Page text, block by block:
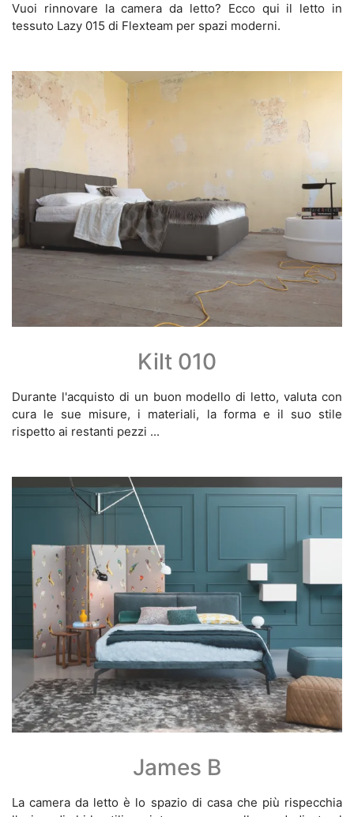
Vuoi rinnovare la camera da letto? Ecco qui il letto in
tessuto Lazy 015 di Flexteam per spazi moderni.
Kilt 010
Durante l'acquisto di un buon modello di letto, valuta con
cura le sue misure, i materiali, la forma e il suo stile
rispetto ai restanti pezzi ...
James B
La camera da letto è lo spazio di casa che più rispecchia